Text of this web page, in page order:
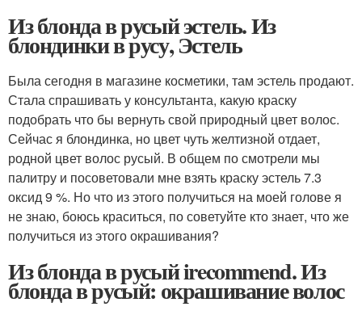
Из блонда в русый эстель. Из
блондинки в русу, Эстель
Была сегодня в магазине косметики, там эстель продают.
Стала спрашивать у консультанта, какую краску
подобрать что бы вернуть свой природный цвет волос.
Сейчас я блондинка, но цвет чуть желтизной отдает,
родной цвет волос русый. В общем по смотрели мы
палитру и посоветовали мне взять краску эстель 7.3
оксид 9 %. Но что из этого получиться на моей голове я
не знаю, боюсь краситься, по советуйте кто знает, что же
получиться из этого окрашивания?
Из блонда в русый irecommend. Из
блонда в русый: окрашивание волос